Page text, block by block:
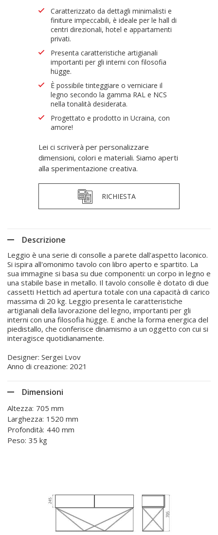
Caratterizzato da dettagli minimalisti e
finiture impeccabili, è ideale per le hall di
centri direzionali, hotel e appartamenti
privati.
Presenta caratteristiche artigianali
importanti per gli interni con filosofia
hügge.
È possibile tinteggiare o verniciare il
legno secondo la gamma RAL e NCS
nella tonalità desiderata.
Progettato e prodotto in Ucraina, con
amore!
Lei ci scriverà per personalizzare
dimensioni, colori e materiali. Siamo aperti
alla sperimentazione creativa.
RICHIESTA
Descrizione
Leggio è una serie di consolle a parete dall'aspetto laconico.
Si ispira all'omonimo tavolo con libro aperto e spartito. La
sua immagine si basa su due componenti: un corpo in legno e
una stabile base in metallo. Il tavolo consolle è dotato di due
cassetti Hettich ad apertura totale con una capacità di carico
massima di 20 kg. Leggio presenta le caratteristiche
artigianali della lavorazione del legno, importanti per gli
interni con una filosofia hügge. E anche la forma energica del
piedistallo, che conferisce dinamismo a un oggetto con cui si
interagisce quotidianamente.
Designer: Sergei Lvov
Anno di creazione: 2021
Dimensioni
Altezza: 705 mm
Larghezza: 1520 mm
Profondità: 440 mm
Peso: 35 kg